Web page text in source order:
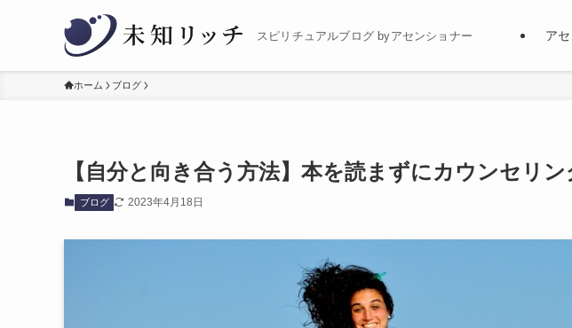
スピリチュアルブログ byアセンショナー ア
ホーム ブログ
【自分と向き合う方法】本を読まずにカウンセリ
ブログ 2023年4月18日